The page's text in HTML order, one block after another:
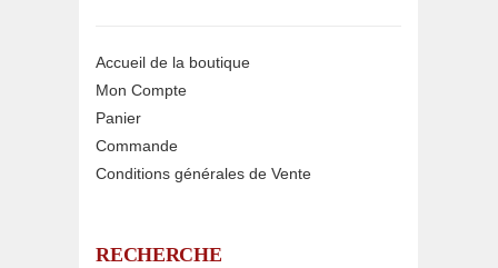
Accueil de la boutique
Mon Compte
Panier
Commande
Conditions générales de Vente
RECHERCHE